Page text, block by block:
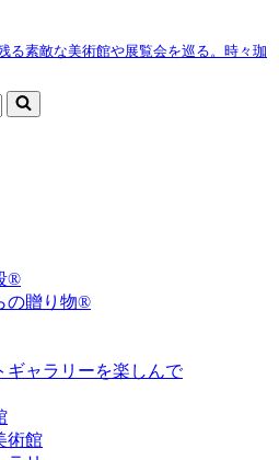
る素敵な美術館や展覧会を巡る。時々珈
®
の贈り物®
ギャラリーを楽しんで
術館